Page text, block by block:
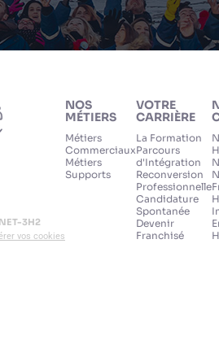
3H2
vos cookies
NOS
MÉTIERS
Métiers
Commerciaux
Métiers
Supports
VOTRE
CARRIÈRE
La Formation
Parcours
d'Intégration
Reconversion
Professionnelle
Candidature
Spontanée
Devenir
Franchisé